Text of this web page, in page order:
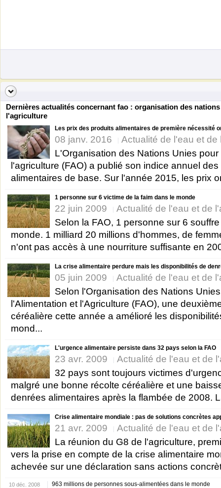
Dernières actualités concernant fao : organisation des
l'agriculture
Les prix des produits alimentaires de première nécessité
08 janv. 2016
Actualité de l'eau et de
L'Organisation des Nations Unies
l'agriculture (FAO) a publié son indice annuel
alimentaires de base. Sur l'année 2015, les prix
1 personne sur 6 victime de la faim dans le monde
22 juin 2009
Actualité de l'eau et de
Selon la FAO, 1 personne sur 6
monde. 1 milliard 20 millions d'hommes, de
n'ont pas accès à une nourriture suffisante en
La crise alimentaire perdure mais les disponibilités de
05 juin 2009
Actualité de l'eau et de
Selon l'Organisation des Nations
l'Alimentation et l'Agriculture (FAO), une
céréalière cette année a amélioré les
mond...
L'urgence alimentaire persiste dans 32 pays selon la FAO
23 avr. 2009
Actualité de l'eau et de
32 pays sont toujours victimes
malgré une bonne récolte céréalière et une
denrées alimentaires après la flambée de 2008.
Crise alimentaire mondiale : pas de solutions concrètes
21 avr. 2009
Actualité de l'eau et de
La réunion du G8 de l'agriculture,
vers la prise en compte de la crise alimentaire
achevée sur une déclaration sans actions
10 déc. 2008 963 millions de personnes sous-alimentées dans le monde